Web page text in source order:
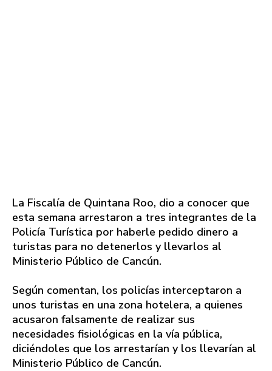
La Fiscalía de Quintana Roo, dio a conocer que
esta semana arrestaron a tres integrantes de la
Policía Turística por haberle pedido dinero a
turistas para no detenerlos y llevarlos al
Ministerio Público de Cancún.
Según comentan, los policías interceptaron a
unos turistas en una zona hotelera, a quienes
acusaron falsamente de realizar sus
necesidades fisiológicas en la vía pública,
diciéndoles que los arrestarían y los llevarían al
Ministerio Público de Cancún.